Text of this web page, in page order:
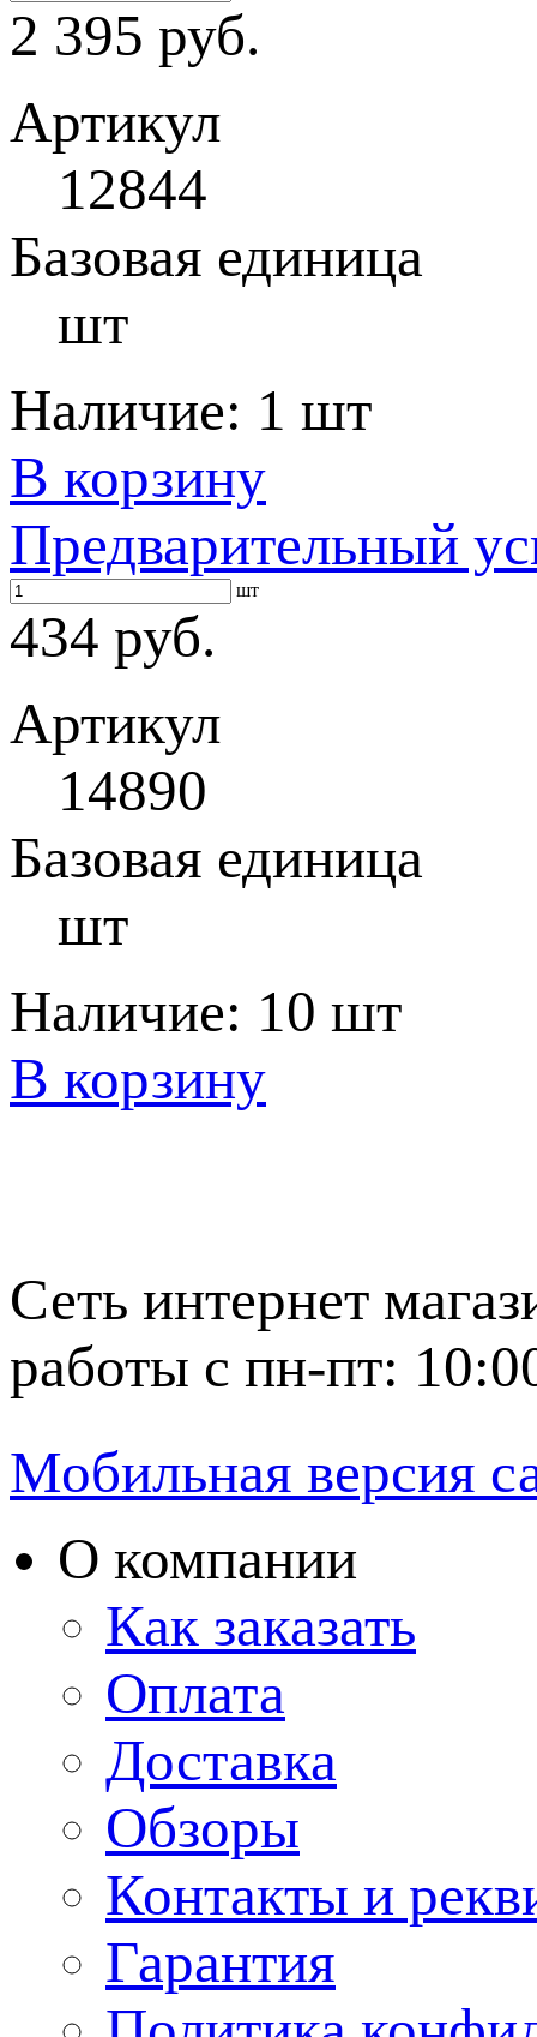
2 395 руб.
Артикул
12844
Базовая единица
шт
Наличие: 1 шт
В корзину
Предварительный
шт
434 руб.
Артикул
14890
Базовая единица
шт
Наличие: 10 шт
В корзину
Сеть интернет
работы с пн-пт:
Мобильная версия
О компании
Как заказать
Оплата
Доставка
Обзоры
Контакты и
Гарантия